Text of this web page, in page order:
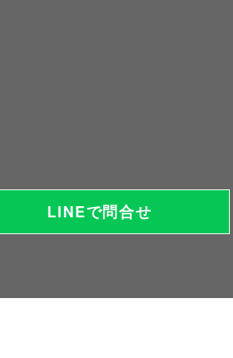
LINEで問合せ